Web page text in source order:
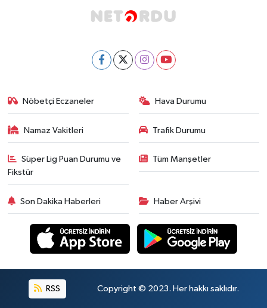
Nöbetçi Eczaneler Hava Durumu
Namaz Vakitleri Trafik Durumu
Süper Lig Puan Durumu ve
Fikstür
Tüm Manşetler
Son Dakika Haberleri Haber Arşivi
RSS Copyright © 2023. Her hakkı saklıdır.